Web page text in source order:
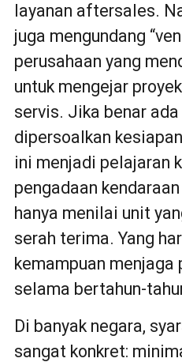
layanan aftersales.
juga mengundang
perusahaan yang
untuk mengejar
servis. Jika benar
dipersoalkan
ini menjadi pelajaran
pengadaan
hanya menilai unit
serah terima. Yang
kemampuan
selama bertahun-
Di banyak negara,
sangat konkret: